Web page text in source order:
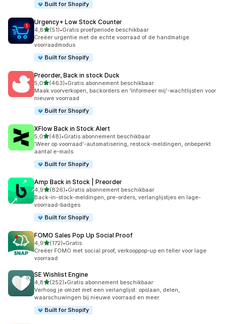
Built for Shopify
Urgency+ Low Stock Counter
4,8van 5 sterren
(51)
51 recensies in totaal
•Gratis proefperiode beschikbaar
Creëer urgentie met de echte voorraad of de handmatige
voorraadmodus
Built for Shopify
Preorder, Back in stock Duck
5,0van 5 sterren
(463)
463 recensies in totaal
•Gratis abonnement beschikbaar
Maak voorverkopen, backorders en 'Informeer mij'-wachtlijsten voor
nieuwe voorraad
Built for Shopify
XFlow Back in Stock Alert
5,0van 5 sterren
(48)
48 recensies in totaal
•Gratis abonnement beschikbaar
'Weer op voorraad'-automatisering, restock-meldingen, onbeperkt
aantal e-mails
Built for Shopify
Amp Back in Stock | Preorder
4,9van 5 sterren
(826)
826 recensies in totaal
•Gratis abonnement beschikbaar
Back-in-stock-meldingen, pre-orders, verlanglijstjes en lage-
voorraad-badges
Built for Shopify
FOMO Sales Pop Up Social Proof
4,9van 5 sterren
(172)
172 recensies in totaal
•Gratis
Creëer FOMO met social proof, verkooppop-up en teller voor lage
voorraad
SE Wishlist Engine
4,8van 5 sterren
(252)
252 recensies in totaal
•Gratis abonnement beschikbaar
Verhoog je omzet met een verlanglijst: opslaan, delen,
waarschuwingen bij nieuwe voorraad en meer.
Built for Shopify